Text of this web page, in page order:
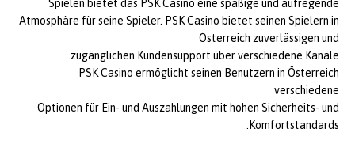
Spielen bietet das PSK Casino eine spaßige und aufregende
Atmosphäre für seine Spieler. PSK Casino bietet seinen Spielern in
Österreich zuverlässigen und
zugänglichen Kundensupport über verschiedene Kanäle.
PSK Casino ermöglicht seinen Benutzern in Österreich
verschiedene
Optionen für Ein- und Auszahlungen mit hohen Sicherheits- und
Komfortstandards.